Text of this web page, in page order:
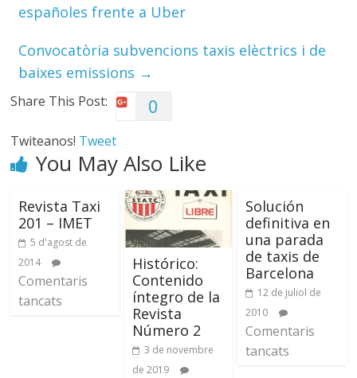
españoles frente a Uber
Convocatòria subvencions taxis elèctrics i de
baixes emissions →
Share This Post: 0
Twiteanos! Tweet
You May Also Like
Revista Taxi
201 – IMET
5 d'agost de
2014
Comentaris
tancats
Histórico:
Contenido
íntegro de la
Revista
Número 2
3 de novembre
de 2019
Solución
definitiva en
una parada
de taxis de
Barcelona
12 de juliol de
2010
Comentaris
tancats